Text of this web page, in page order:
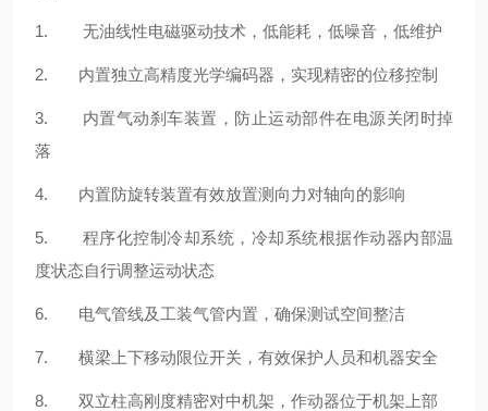
1. 无油线性电磁驱动技术，低能耗，低噪音，低维护
2. 内置独立高精度光学编码器，实现精密的位移控制
3. 内置气动刹车装置，防止运动部件在电源关闭时掉
落
4. 内置防旋转装置有效放置测向力对轴向的影响
5. 程序化控制冷却系统，冷却系统根据作动器内部温
度状态自行调整运动状态
6. 电气管线及工装气管内置，确保测试空间整洁
7. 横梁上下移动限位开关，有效保护人员和机器安全
8. 双立柱高刚度精密对中机架，作动器位于机架上部